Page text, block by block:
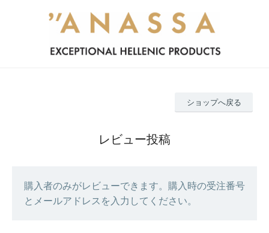
ショップへ戻る
レビュー投稿
購入者のみがレビューできます。購入時の受注番号
とメールアドレスを入力してください。